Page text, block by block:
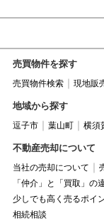
売買物件を探す
売買物件検索 現地販
地域から探す
逗子市 葉山町 横須
不動産売却について
当社の売却について
「仲介」と「買取」の
少しでも高く売るポイ
相続相談